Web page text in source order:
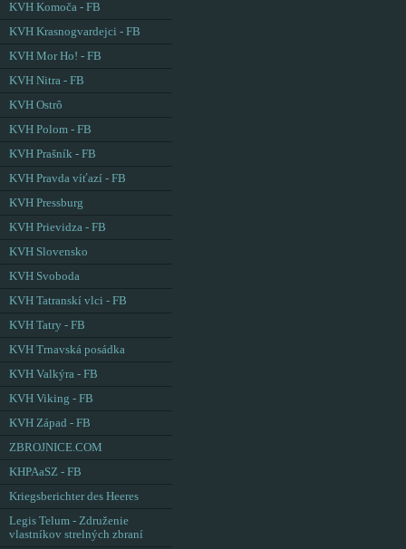
KVH Komoča - FB
KVH Krasnogvardejci - FB
KVH Mor Ho! - FB
KVH Nitra - FB
KVH Ostrô
KVH Polom - FB
KVH Prašník - FB
KVH Pravda víťazí - FB
KVH Pressburg
KVH Prievidza - FB
KVH Slovensko
KVH Svoboda
KVH Tatranskí vlci - FB
KVH Tatry - FB
KVH Trnavská posádka
KVH Valkýra - FB
KVH Viking - FB
KVH Západ - FB
ZBROJNICE.COM
KHPAaSZ - FB
Kriegsberichter des Heeres
Legis Telum - Združenie
vlastníkov strelných zbraní